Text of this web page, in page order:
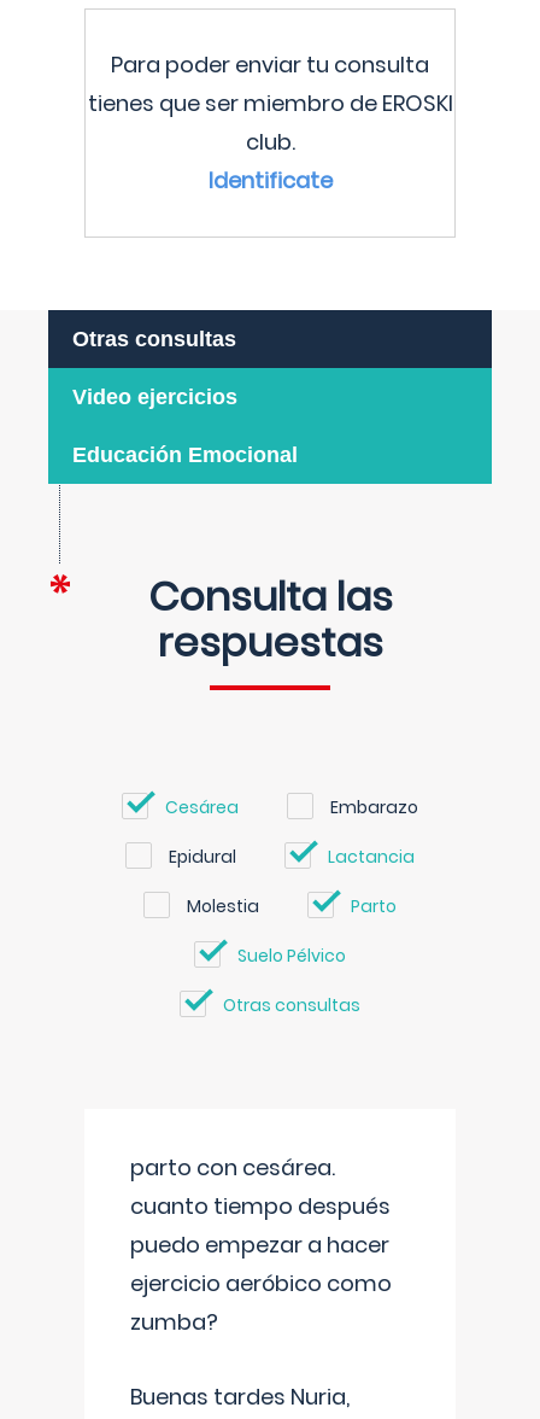
Para poder enviar tu consulta
tienes que ser miembro de EROSKI
club.
Identificate
Otras consultas
Video ejercicios
Educación Emocional
Consulta las
respuestas
Cesárea Embarazo
Epidural Lactancia
Molestia Parto
Suelo Pélvico
Otras consultas
parto con cesárea.
cuanto tiempo después
puedo empezar a hacer
ejercicio aeróbico como
zumba?
Buenas tardes Nuria,